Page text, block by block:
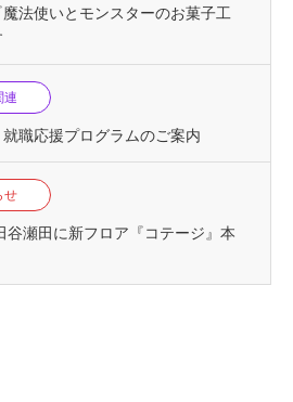
法使いとモンスターのお菓子工
連
就職応援プログラムのご案内
せ
谷瀬田に新フロア『コテージ』本